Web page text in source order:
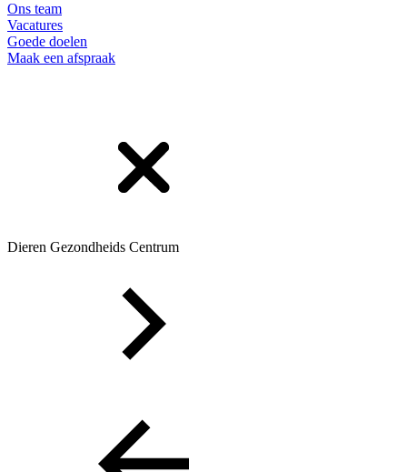
Ons team
Vacatures
Goede doelen
Maak een afspraak
Dieren Gezondheids Centrum